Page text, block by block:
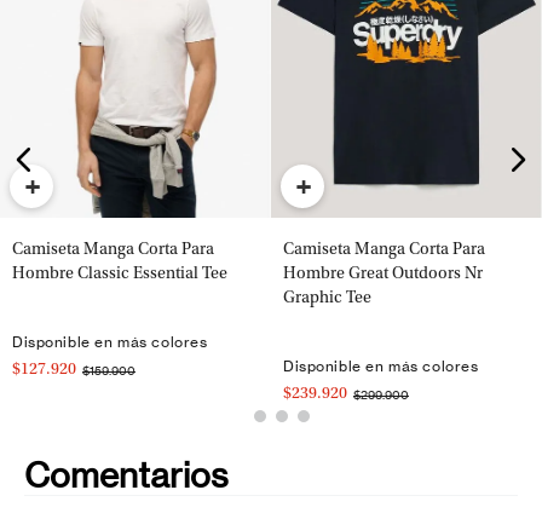
+
Camiseta Manga Corta Para
Hombre Classic Essential Tee
Disponible en más colores
$127.920 $159.900
+
Camiseta Manga Corta Para
Hombre Great Outdoors Nr
Graphic Tee
Disponible en más colores
$239.920 $299.900
Comentarios